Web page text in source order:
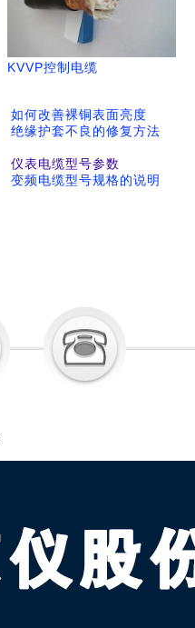
KVVP控制电缆
如何改善裸铜表面亮度
绝缘护套不良的修复方法
仪表电缆型号参数
变频电缆型号规格的说明